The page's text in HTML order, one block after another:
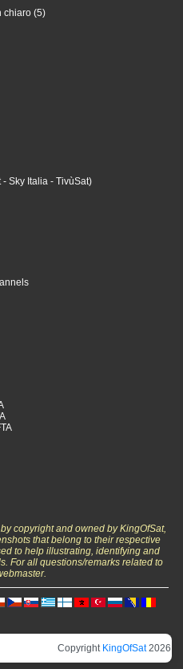
chiaro (5)
- Sky Italia - TivùSat)
copyright and owned by KingOfSat,
that belong to their respective
to help illustrating, identifying and
For all questions/remarks related to
Copyright KingOfSat2026